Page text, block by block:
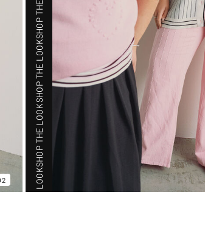
SHOP THE LOOK
SHOP THE LOOK
SHOP THE LOOK